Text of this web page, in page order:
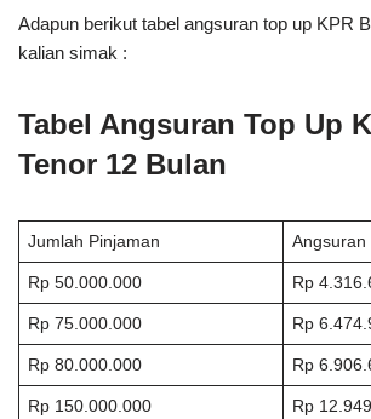
Adapun berikut tabel angsuran top up KPR
kalian simak :
Tabel Angsuran Top Up
Tenor 12 Bulan
Jumlah Pinjaman Angsuran
Rp 50.000.000 Rp
Rp 75.000.000 Rp
Rp 80.000.000 Rp
Rp 150.000.000 Rp